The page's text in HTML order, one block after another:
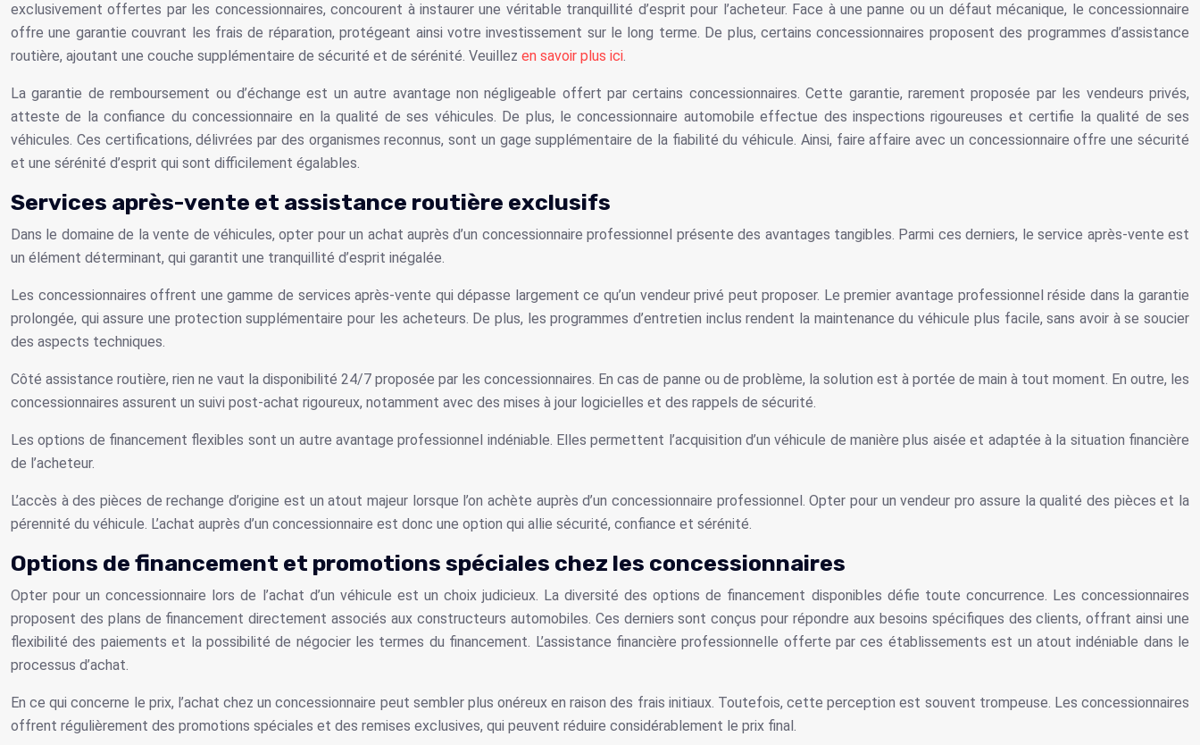
exclusivement offertes par les concessionnaires, concourent à instaurer une véritable tranquillité d’esprit pour l’acheteur. Face à une panne ou un défaut mécanique, le concessionnaire
offre une garantie couvrant les frais de réparation, protégeant ainsi votre investissement sur le long terme. De plus, certains concessionnaires proposent des programmes d’assistance
routière, ajoutant une couche supplémentaire de sécurité et de sérénité. Veuillez en savoir plus ici.
La garantie de remboursement ou d’échange est un autre avantage non négligeable offert par certains concessionnaires. Cette garantie, rarement proposée par les vendeurs privés,
atteste de la confiance du concessionnaire en la qualité de ses véhicules. De plus, le concessionnaire automobile effectue des inspections rigoureuses et certifie la qualité de ses
véhicules. Ces certifications, délivrées par des organismes reconnus, sont un gage supplémentaire de la fiabilité du véhicule. Ainsi, faire affaire avec un concessionnaire offre une sécurité
et une sérénité d’esprit qui sont difficilement égalables.
Services après-vente et assistance routière exclusifs
Dans le domaine de la vente de véhicules, opter pour un achat auprès d’un concessionnaire professionnel présente des avantages tangibles. Parmi ces derniers, le service après-vente est
un élément déterminant, qui garantit une tranquillité d’esprit inégalée.
Les concessionnaires offrent une gamme de services après-vente qui dépasse largement ce qu’un vendeur privé peut proposer. Le premier avantage professionnel réside dans la garantie
prolongée, qui assure une protection supplémentaire pour les acheteurs. De plus, les programmes d’entretien inclus rendent la maintenance du véhicule plus facile, sans avoir à se soucier
des aspects techniques.
Côté assistance routière, rien ne vaut la disponibilité 24/7 proposée par les concessionnaires. En cas de panne ou de problème, la solution est à portée de main à tout moment. En outre, les
concessionnaires assurent un suivi post-achat rigoureux, notamment avec des mises à jour logicielles et des rappels de sécurité.
Les options de financement flexibles sont un autre avantage professionnel indéniable. Elles permettent l’acquisition d’un véhicule de manière plus aisée et adaptée à la situation financière
de l’acheteur.
L’accès à des pièces de rechange d’origine est un atout majeur lorsque l’on achète auprès d’un concessionnaire professionnel. Opter pour un vendeur pro assure la qualité des pièces et la
pérennité du véhicule. L’achat auprès d’un concessionnaire est donc une option qui allie sécurité, confiance et sérénité.
Options de financement et promotions spéciales chez les concessionnaires
Opter pour un concessionnaire lors de l’achat d’un véhicule est un choix judicieux. La diversité des options de financement disponibles défie toute concurrence. Les concessionnaires
proposent des plans de financement directement associés aux constructeurs automobiles. Ces derniers sont conçus pour répondre aux besoins spécifiques des clients, offrant ainsi une
flexibilité des paiements et la possibilité de négocier les termes du financement. L’assistance financière professionnelle offerte par ces établissements est un atout indéniable dans le
processus d’achat.
En ce qui concerne le prix, l’achat chez un concessionnaire peut sembler plus onéreux en raison des frais initiaux. Toutefois, cette perception est souvent trompeuse. Les concessionnaires
offrent régulièrement des promotions spéciales et des remises exclusives, qui peuvent réduire considérablement le prix final.